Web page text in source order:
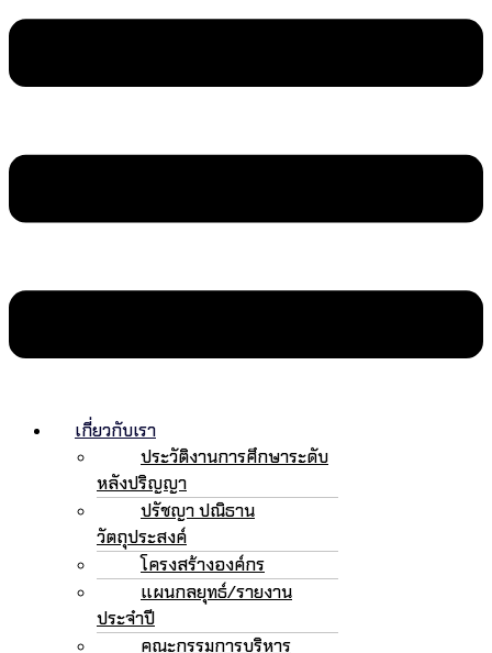
เกี่ยวกับเรา
ประวัติงานการศึกษาระดับ
หลังปริญญา
ปรัชญา ปณิธาน
วัตถุประสงค์
โครงสร้างองค์กร
แผนกลยุทธ์/รายงาน
ประจำปี
คณะกรรมการบริหาร